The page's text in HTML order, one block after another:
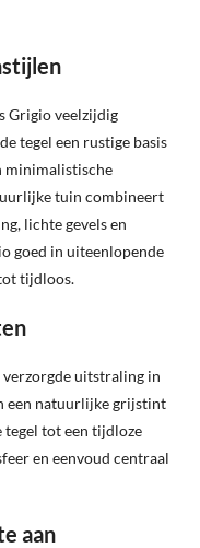
Grigio veelzijdig
tegel een rustige basis
minimalistische
tuin combineert
lichte gevels en
goed in uiteenlopende
tijdloos.
verzorgde uitstraling in
een natuurlijke grijstint
tegel tot een tijdloze
en eenvoud centraal
aan